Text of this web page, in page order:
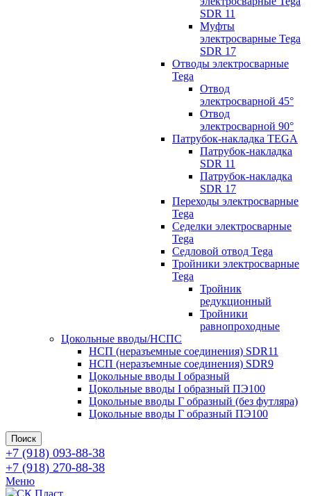
SDR 11
Муфты
электросварные Tega
SDR 17
Отводы электросварные
Tega
Отвод
электросварной 45°
Отвод
электросварной 90°
Патрубок-накладка TEGA
Патрубок-накладка
SDR 11
Патрубок-накладка
SDR 17
Переходы электросварные
Tega
Седелки электросварные
Tega
Седловой отвод Tega
Тройники электросварные
Tega
Тройник
редукционный
Тройники
равнопроходные
Цокольные вводы/НСПС
НСП (неразъемные соединения) SDR11
НСП (неразъемные соединения) SDR9
Цокольные вводы I образный
Цокольные вводы I образный ПЭ100
Цокольные вводы Г образный (без футляра)
Цокольные вводы Г образный ПЭ100
Поиск
+7 (918) 093-88-38
+7 (918) 270-88-38
Меню